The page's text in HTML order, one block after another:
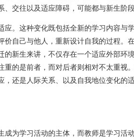
交往以及适应障碍，可能都与新生阶
应。这种变化既包括全新的学习内容与
价自己与他人，重新设计自我的过程。
的新生来讲，不仅存在一个适应外部环
的是前者，而对后者则相对不太重视
，还是人际关系、以及自我地位变化的
成为学习活动的主体，而教师是学习活